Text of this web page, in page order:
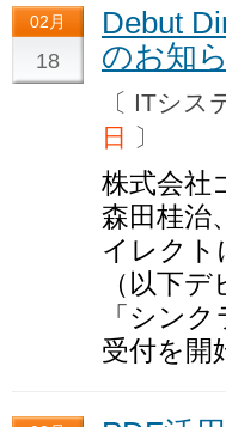
02月
18
Debut
のお知
〔 ITシ
日
〕
株式会社
森田桂治
イレクト
（以下
「シン
受付を開